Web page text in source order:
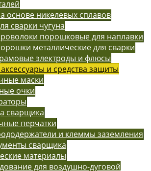
основе никелевых сплавов
сварки чугуна
порошковые для наплавки
металлические для сварки
электроды и флюсы
и средства защиты
маски
очки
сварщика
перчатки
и клеммы заземления
сварщика
материалы
для воздушно-дуговой